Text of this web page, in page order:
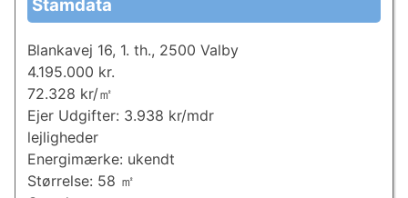
Stamdata
Blankavej 16, 1. th., 2500 Valby
4.195.000 kr.
72.328 kr/㎡
Ejer Udgifter: 3.938 kr/mdr
lejligheder
Energimærke: ukendt
Størrelse: 58 ㎡